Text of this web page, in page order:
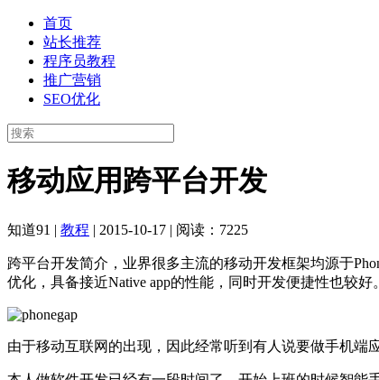
首页
站长推荐
程序员教程
推广营销
SEO优化
移动应用跨平台开发
知道91 | 教程 | 2015-10-17 | 阅读：7225
跨平台开发简介，业界很多主流的移动开发框架均源于
优化，具备接近Native app的性能，同时开发便捷性也较好。
由于移动互联网的出现，因此经常听到有人说要做手机端应